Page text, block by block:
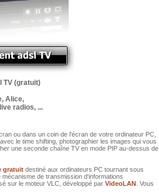
TV (gratuit)
Alice,
radios, ...
ou dans un coin de l'écran de votre ordinateur PC,
le time shifting, photographier les images qui vous
une seconde chaîne TV en mode PIP au-dessus de
gratuit destiné aux ordinateurs PC tournant sous
de transmission d'informations
sur le moteur VLC, développé par VideoLAN . Vous